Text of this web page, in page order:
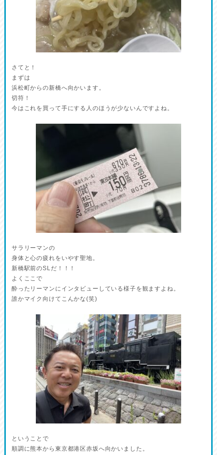
さてと！
まずは
浜松町からの新橋へ向かいます。
切符！
今はこれを買って手にする人のほうが少ないんですよね。
サラリーマンの
身体と心の疲れをいやす聖地。
新橋駅前のSLだ！！！
よくここで
酔ったリーマンにインタビューしている様子を観ますよね。
誰かマイク向けてこんかな(笑)
ということで
順調に熊本から東京都港区赤坂へ向かいました。